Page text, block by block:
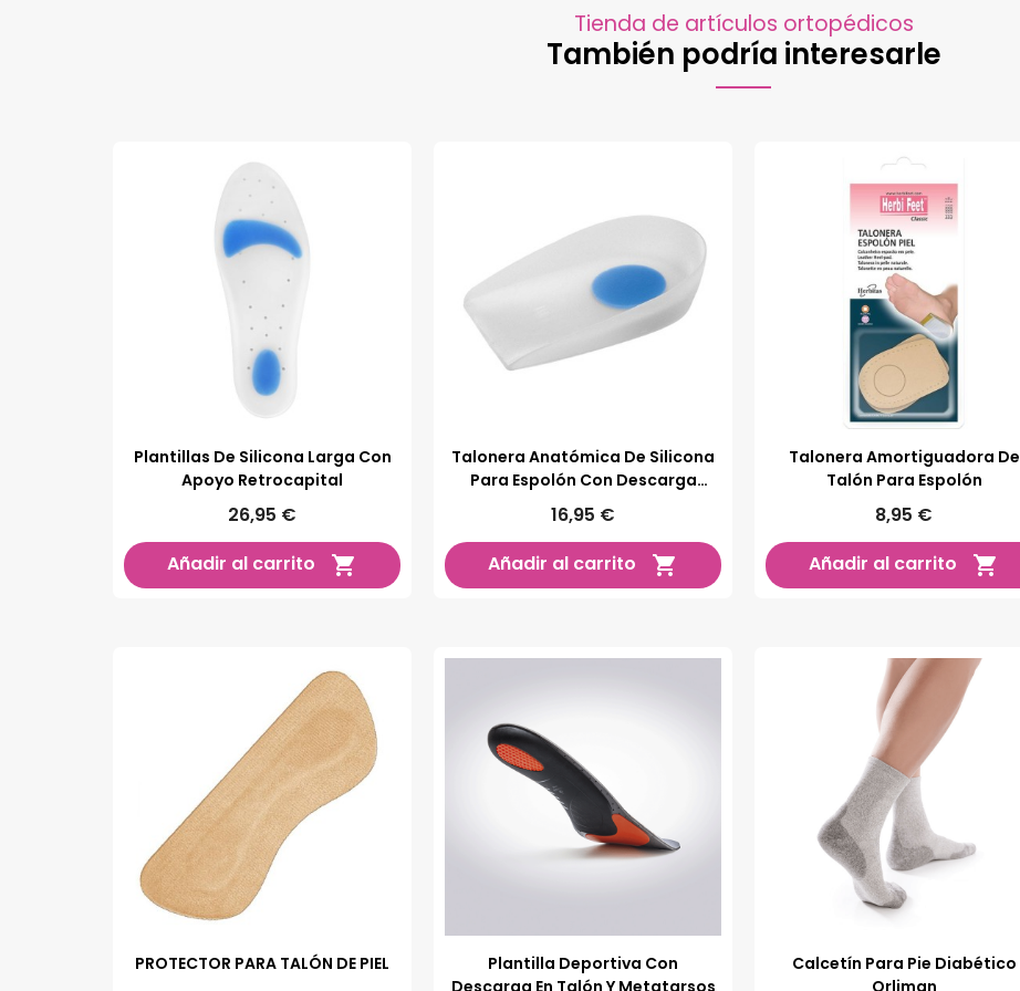
Tienda de artículos ortopédicos
También podría interesarle
Plantillas De Silicona Larga Con
Apoyo Retrocapital
26,95 €
Añadir al carrito

Talonera Anatómica De Silicona
Para Espolón Con Descarga
Central
16,95 €
Añadir al carrito

Talonera Amortiguadora De
Talón Para Espolón
8,95 €
Añadir al carrito

PROTECTOR PARA TALÓN DE PIEL
Plantilla Deportiva Con
Descarga En Talón Y Metatarsos
Calcetín Para Pie Diabético
Orliman